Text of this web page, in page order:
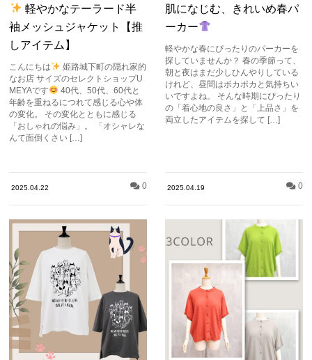
軽やかなテーラード半
袖メッシュジャケット【推
しアイテム】
こんにちは
姫路城下町の隠れ家的
なお店 サイズのセレクトショップU
MEYAです
40代、50代、60代と
年齢を重ねるにつれて感じる心や体
の変化。 その変化とともに感じる
「おしゃれの悩み」。 「オシャレな
んて面倒くさい […]
肌になじむ、きれいめ春パ
ーカー
軽やかな春にぴったりのパーカーを
探していませんか？ 春の季節って、
朝と夜はまだ少しひんやりしている
けれど、昼間はポカポカと気持ちい
いですよね。 そんな時期にぴったり
の「着心地の良さ」と「上品さ」を
両立したアイテムを探して […]
2025.04.22 0 2025.04.19 0